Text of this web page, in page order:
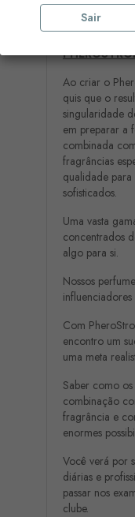
Ao criar o
quis que o
singularidade
em preparar a
combinada
fragrâncias
qualidade para
sofisticados.
Uma vasta
concentrados
algo para si.
Nossos
Com
encontro um
uma meta
Saber como
combinação
fragrância e
enormes
Você verá por
diárias e
passar nos
clube.
Sair